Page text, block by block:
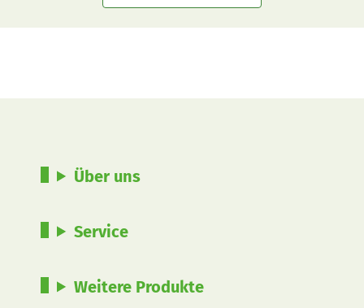
Über uns
Service
Weitere Produkte